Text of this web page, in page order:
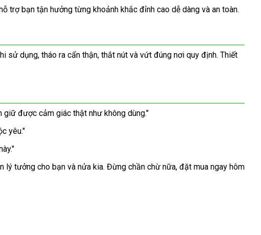
trợ bạn tận hưởng từng khoảnh khắc đỉnh cao dễ dàng và an toàn.
sử dụng, tháo ra cẩn thận, thắt nút và vứt đúng nơi quy định. Thiết
giữ được cảm giác thật như không dùng."
yêu."
tưởng cho bạn và nửa kia. Đừng chần chừ nữa, đặt mua ngay hôm